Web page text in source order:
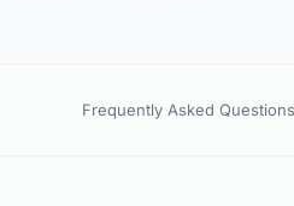
Frequently Asked